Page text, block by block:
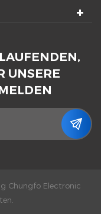
UNSERE
Chungfo Electronic